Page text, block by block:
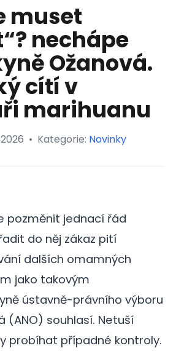
muset
nechápe
Ožanová.
cítí v
marihuanu
• Kategorie: Novinky
pozměnit jednací řád
do něj zákaz pití
dalších omamných
jako takovým
ústavně-právního výboru
(ANO) souhlasí. Netuší
probíhat případné kontroly.